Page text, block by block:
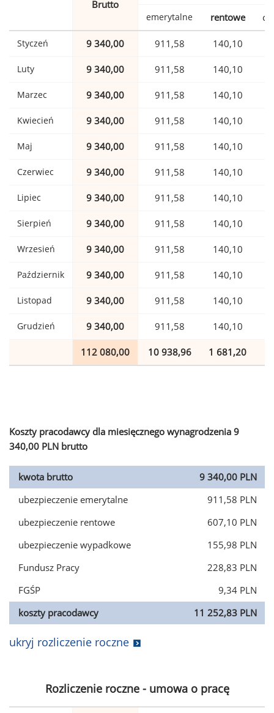
Brutto
emerytalne rentowe
Styczeń 9 340,00 911,58 140,10
Luty 9 340,00 911,58 140,10
Marzec 9 340,00 911,58 140,10
Kwiecień 9 340,00 911,58 140,10
Maj 9 340,00 911,58 140,10
Czerwiec 9 340,00 911,58 140,10
Lipiec 9 340,00 911,58 140,10
Sierpień 9 340,00 911,58 140,10
Wrzesień 9 340,00 911,58 140,10
Październik 9 340,00 911,58 140,10
Listopad 9 340,00 911,58 140,10
Grudzień 9 340,00 911,58 140,10
112 080,00 10 938,96 1 681,20
Koszty pracodawcy dla miesięcznego wynagrodzenia 9
340,00 PLN brutto
kwota brutto
9 340,00 PLN
ubezpieczenie emerytalne
911,58 PLN
ubezpieczenie rentowe
607,10 PLN
ubezpieczenie wypadkowe
155,98 PLN
Fundusz Pracy
228,83 PLN
FGŚP
9,34 PLN
koszty pracodawcy
11 252,83 PLN
ukryj rozliczenie roczne
Rozliczenie roczne - umowa o pracę